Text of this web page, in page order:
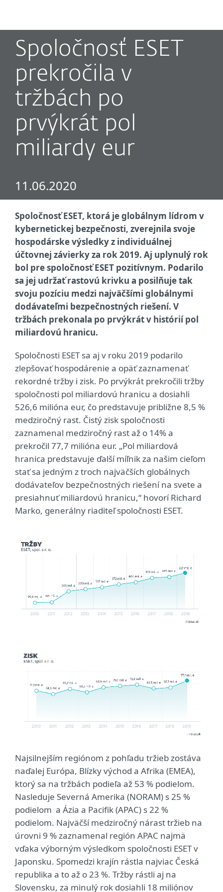
Spoločnosť ESET
prekročila v
tržbách po
prvýkrát pol
miliardy eur
11.06.2020
Spoločnosť ESET, ktorá je globálnym lídrom v
kybernetickej bezpečnosti, zverejnila svoje
hospodárske výsledky z individuálnej
účtovnej závierky za rok 2019. Aj uplynulý rok
bol pre spoločnosť ESET pozitívnym. Podarilo
sa jej udržať rastovú krivku a posilňuje tak
svoju pozíciu medzi najväčšími globálnymi
dodávateľmi bezpečnostných riešení. V
tržbách prekonala po prvýkrát v histórií pol
miliardovú hranicu.
Spoločnosti ESET sa aj v roku 2019 podarilo
zlepšovať hospodárenie a opäť zaznamenať
rekordné tržby i zisk. Po prvýkrát prekročili tržby
spoločnosti pol miliardovú hranicu a dosiahli
526,6 milióna eur, čo predstavuje približne 8,5 %
medziročný rast. Čistý zisk spoločnosti
zaznamenal medziročný rast až o 14% a
prekročil 77,7 milióna eur. „Pol miliardová
hranica predstavuje ďalší míľnik za našim cieľom
stať sa jedným z troch najväčších globálnych
dodávateľov bezpečnostných riešení na svete a
presiahnuť miliardovú hranicu,“ hovorí Richard
Marko, generálny riaditeľ spoločnosti ESET.
Najsilnejším regiónom z pohľadu tržieb zostáva
naďalej Európa, Blízky východ a Afrika (EMEA),
ktorý sa na tržbách podieľa až 53 % podielom.
Nasleduje Severná Amerika (NORAM) s 25 %
podielom a Ázia a Pacifik (APAC) s 22 %
podielom. Najväčší medziročný nárast tržieb na
úrovni 9 % zaznamenal región APAC najmä
vďaka výborným výsledkom spoločnosti ESET v
Japonsku. Spomedzi krajín rástla najviac Česká
republika a to až o 23 %. Tržby rástli aj na
Slovensku, za minulý rok dosiahli 18 miliónov